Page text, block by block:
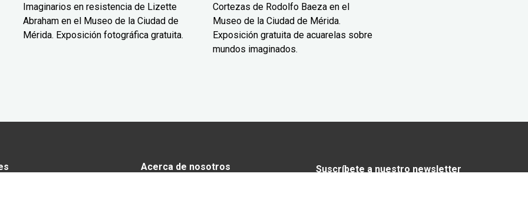
Imaginarios en resistencia de Lizette
Abraham en el Museo de la Ciudad de
Mérida. Exposición fotográfica gratuita.
Cortezas de Rodolfo Baeza en el
Museo de la Ciudad de Mérida.
Exposición gratuita de acuarelas sobre
mundos imaginados.
Acerca de nosotros
Suscríbete a nuestro newsletter